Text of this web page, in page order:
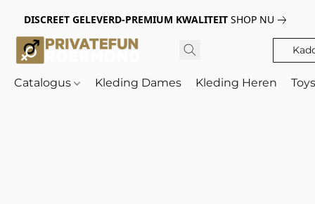
DISCREET GELEVERD-PREMIUM KWALITEIT SHOP NU
Catalogus Kleding Dames Kleding Heren